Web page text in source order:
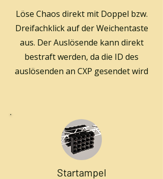
Löse Chaos direkt mit Doppel bzw.
Dreifachklick auf der Weichentaste
aus. Der Auslösende kann direkt
bestraft werden, da die ID des
auslösenden an CXP gesendet wird
Startampel